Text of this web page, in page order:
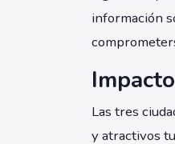
información
Las tres
y atractivos